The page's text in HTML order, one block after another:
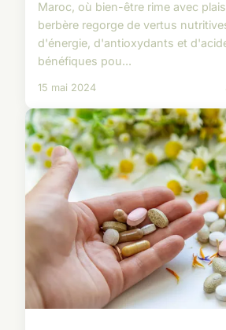
Maroc, où bien-être rime avec
berbère regorge de vertus
d'énergie, d'antioxydants et
bénéfiques pou...
15 mai 2024